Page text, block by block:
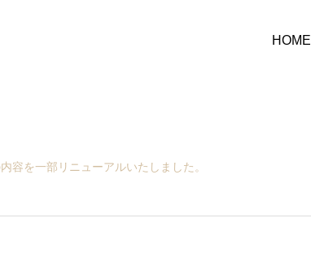
HOME
容を一部リニューアルいたしました。